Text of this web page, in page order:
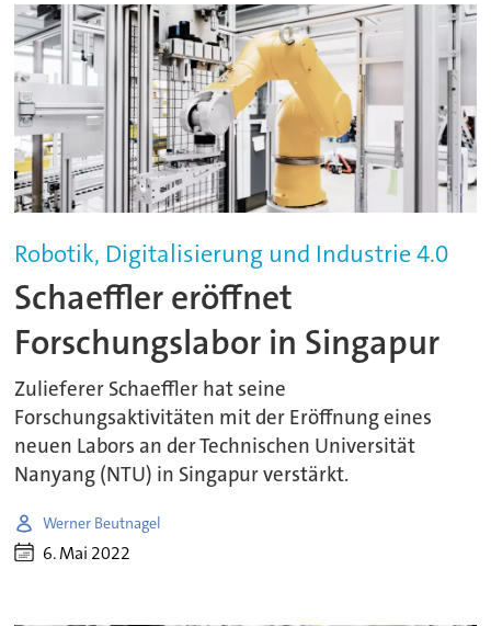
Robotik, Digitalisierung und Industrie 4.0
Schaeffler eröffnet
Forschungslabor in Singapur
Zulieferer Schaeffler hat seine
Forschungsaktivitäten mit der Eröffnung eines
neuen Labors an der Technischen Universität
Nanyang (NTU) in Singapur verstärkt.
Werner Beutnagel
6. Mai 2022